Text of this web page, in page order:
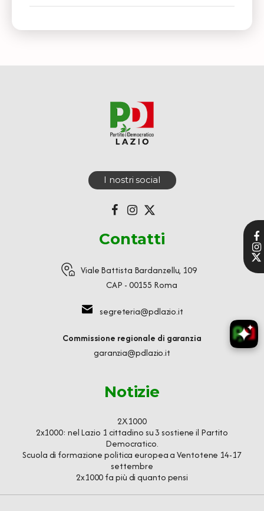
I nostri social
Contatti
Viale Battista Bardanzellu, 109
CAP - 00155 Roma
segreteria@pdlazio.it
Commissione regionale di garanzia
garanzia@pdlazio.it
Notizie
2X1000
2x1000: nel Lazio 1 cittadino su 3 sostiene il Partito
Democratico.
Scuola di formazione politica europea a Ventotene 14-17
settembre
2x1000 fa più di quanto pensi